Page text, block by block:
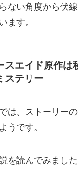
ない角度から伏線
ます。
スエイド原作は
ステリー
は、ストーリー
うです。
を読んでみました